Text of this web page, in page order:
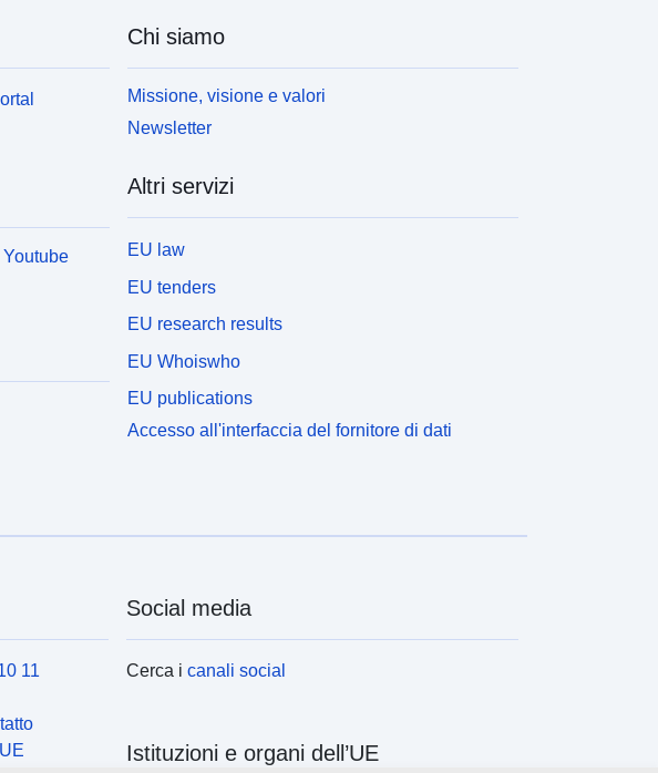
Youtube
Chi siamo
Missione, visione e valori
Newsletter
Altri servizi
EU law
EU tenders
EU research results
EU Whoiswho
EU publications
Accesso all'interfaccia del fornitore di dati
11
Social media
Cerca icanali social
Istituzioni e organi dell’UE